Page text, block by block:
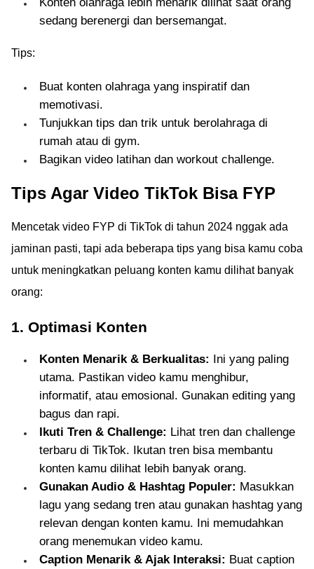
sedang berenergi dan bersemangat.
Tips:
Buat konten olahraga yang inspiratif dan
memotivasi.
Tunjukkan tips dan trik untuk berolahraga di
rumah atau di gym.
Bagikan video latihan dan workout challenge.
Tips Agar Video TikTok Bisa FYP
Mencetak video FYP di TikTok di tahun 2024 nggak ada
jaminan pasti, tapi ada beberapa tips yang bisa kamu coba
untuk meningkatkan peluang konten kamu dilihat banyak
orang:
1. Optimasi Konten
Konten Menarik & Berkualitas: Ini yang paling
utama. Pastikan video kamu menghibur,
informatif, atau emosional. Gunakan editing yang
bagus dan rapi.
Ikuti Tren & Challenge: Lihat tren dan challenge
terbaru di TikTok. Ikutan tren bisa membantu
konten kamu dilihat lebih banyak orang.
Gunakan Audio & Hashtag Populer: Masukkan
lagu yang sedang tren atau gunakan hashtag yang
relevan dengan konten kamu. Ini memudahkan
orang menemukan video kamu.
Caption Menarik & Ajak Interaksi: Buat caption